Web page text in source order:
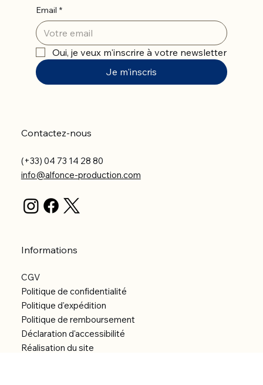
Email *
Oui, je veux m'inscrire à votre newsletter
Je m'inscris
Contactez-nous
(+33) 04 73 14 28 80
info@alfonce-production.com
Informations
CGV
Politique de confidentialité
Politique d'expédition
Politique de remboursement
Déclaration d'accessibilité
Réalisation du site